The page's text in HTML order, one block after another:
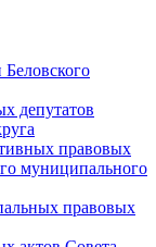
депутатов
правовых
муниципального
правовых